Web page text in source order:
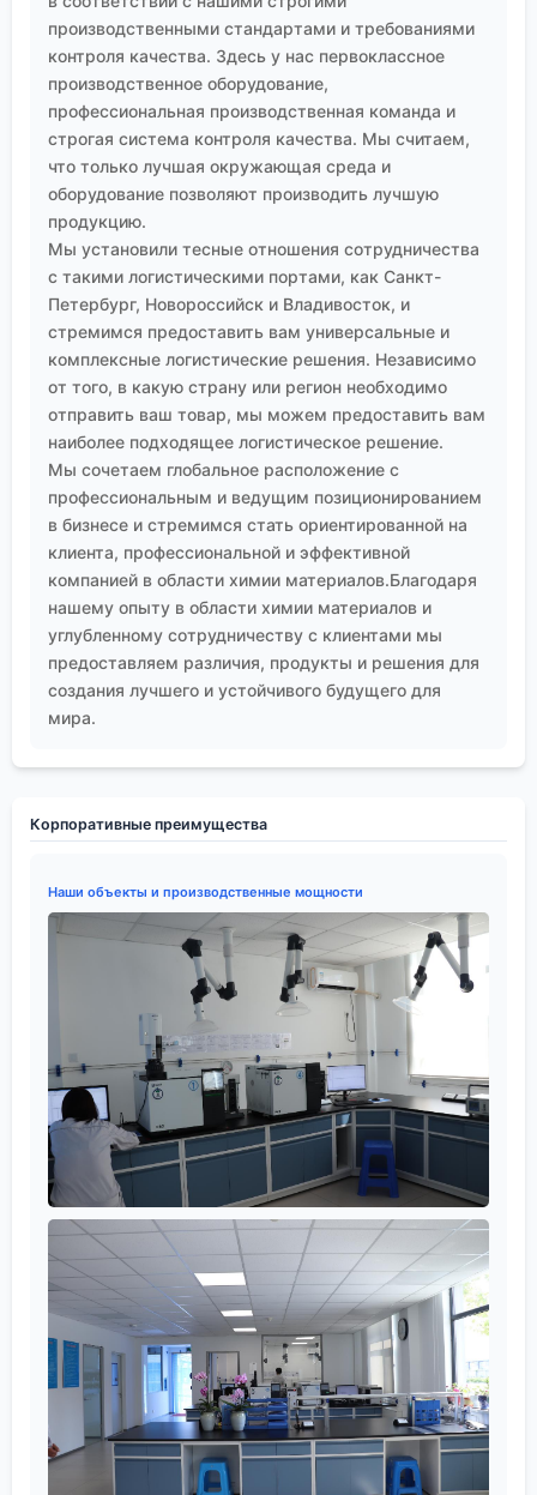
производственными стандартами и требованиями
контроля качества. Здесь у нас первоклассное
производственное оборудование,
профессиональная производственная команда и
строгая система контроля качества. Мы считаем,
что только лучшая окружающая среда и
оборудование позволяют производить лучшую
продукцию.
Мы установили тесные отношения сотрудничества
с такими логистическими портами, как Санкт-
Петербург, Новороссийск и Владивосток, и
стремимся предоставить вам универсальные и
комплексные логистические решения. Независимо
от того, в какую страну или регион необходимо
отправить ваш товар, мы можем предоставить вам
наиболее подходящее логистическое решение.
Мы сочетаем глобальное расположение с
профессиональным и ведущим позиционированием
в бизнесе и стремимся стать ориентированной на
клиента, профессиональной и эффективной
компанией в области химии материалов.Благодаря
нашему опыту в области химии материалов и
углубленному сотрудничеству с клиентами мы
предоставляем различия, продукты и решения для
создания лучшего и устойчивого будущего для
мира.
Корпоративные преимущества
Наши объекты и производственные мощности